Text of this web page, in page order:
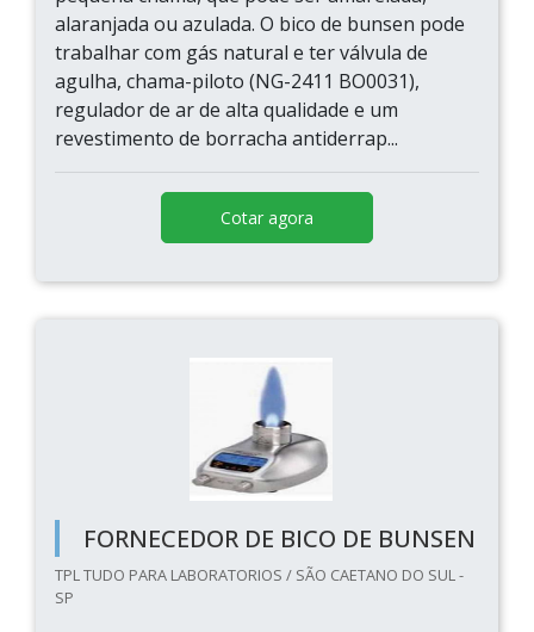
alaranjada ou azulada. O bico de bunsen pode
trabalhar com gás natural e ter válvula de
agulha, chama-piloto (NG-2411 BO0031),
regulador de ar de alta qualidade e um
revestimento de borracha antiderrap...
Cotar agora
FORNECEDOR DE BICO DE BUNSEN
TPL TUDO PARA LABORATORIOS / SÃO CAETANO DO SUL -
SP